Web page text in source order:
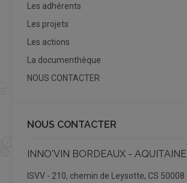
Les adhérents
Les projets
Les actions
La documenthèque
NOUS CONTACTER
NOUS CONTACTER
INNO'VIN BORDEAUX - AQUITAINE
ISVV - 210, chemin de Leysotte, CS 50008